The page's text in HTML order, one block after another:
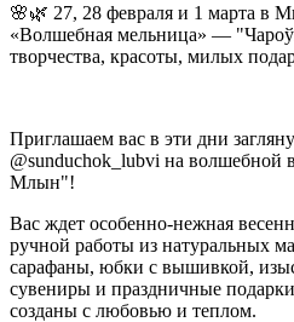
🌸🌿 27, 28 февраля и 1 марта в
«Волшебная мельница» —
творчества, красоты, милых
Приглашаем вас в эти дни
@sunduchok_lubvi на волшебной
Млын"!
Вас ждет особенно-нежная
ручной работы из натуральных
сарафаны, юбки с вышивкой,
сувениры и праздничные
созданы с любовью и теплом.